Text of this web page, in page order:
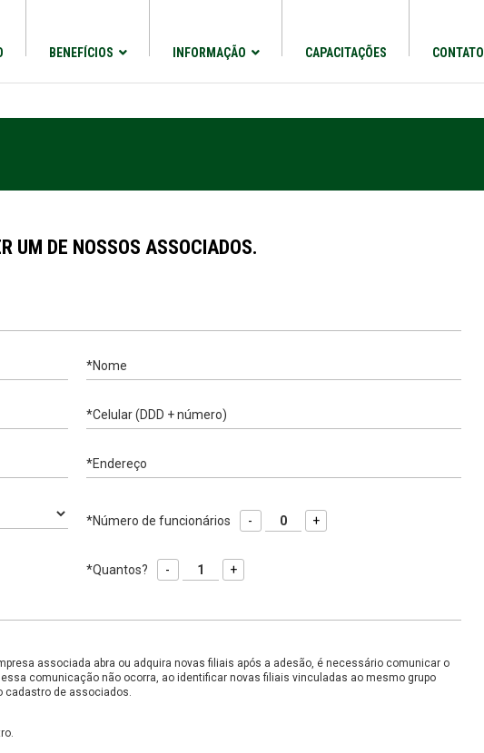
BENEFÍCIOS INFORMAÇÃO CAPACITAÇÕES CONTATO
UM DE NOSSOS ASSOCIADOS.
*Nome
*Celular (DDD + número)
*Endereço
-
+
*Número de funcionários
- +
*Quantos?
associada abra ou adquira novas filiais após a adesão, é necessário comunicar o
comunicação não ocorra, ao identificar novas filiais vinculadas ao mesmo grupo
cadastro de associados.